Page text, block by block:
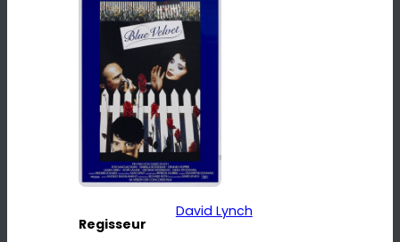
Regisseur
David Lynch